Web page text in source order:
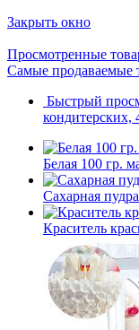
Закрыть окно
Просмотренные
Самые продаваемые
Быстрый
кондитерских,
Белая 100 гр.
Сахарная
Краситель